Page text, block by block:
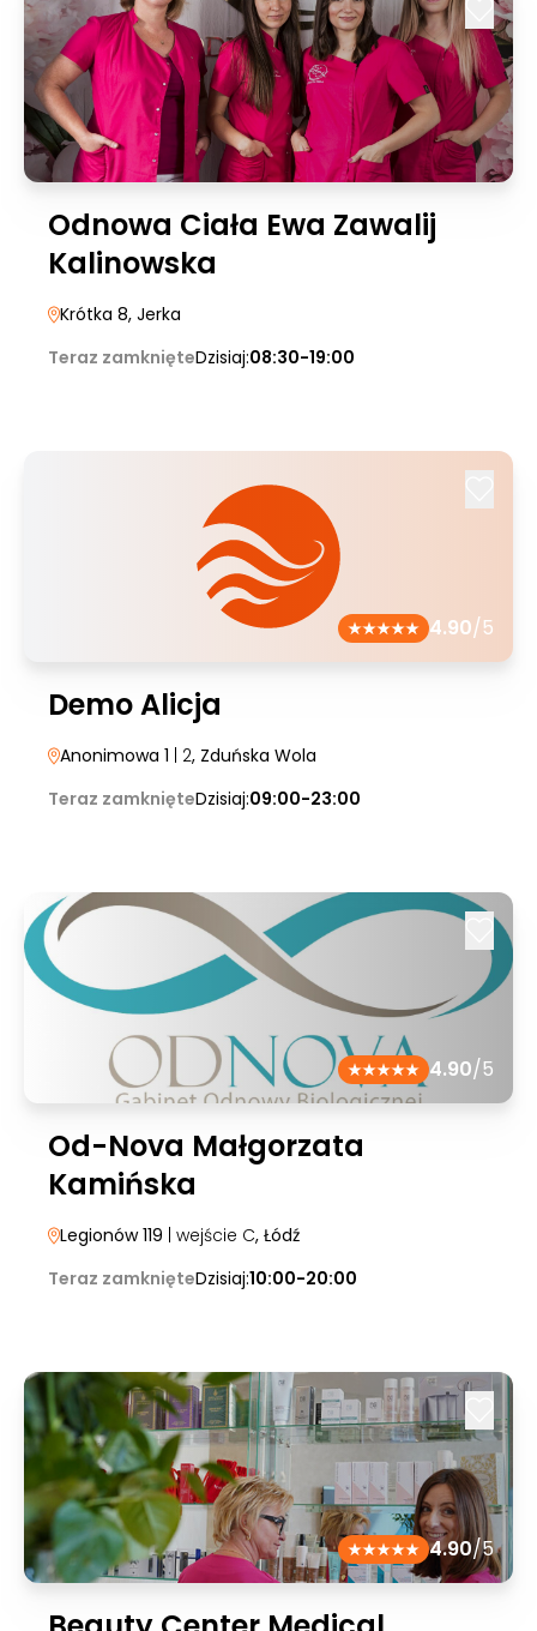
Odnowa Ciała Ewa Zawalij
Kalinowska
Krótka 8, Jerka
Teraz zamknięteDzisiaj:08:30-19:00
4.90/5
Demo Alicja
Anonimowa 1 | 2, Zduńska Wola
Teraz zamknięteDzisiaj:09:00-23:00
4.90/5
Od-Nova Małgorzata
Kamińska
Legionów 119 | wejście C, Łódź
Teraz zamknięteDzisiaj:10:00-20:00
4.90/5